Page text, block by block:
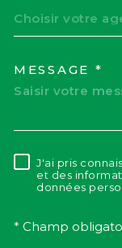
Choisir votre
MESSAGE *
J'ai pris
et des
données
* Champ